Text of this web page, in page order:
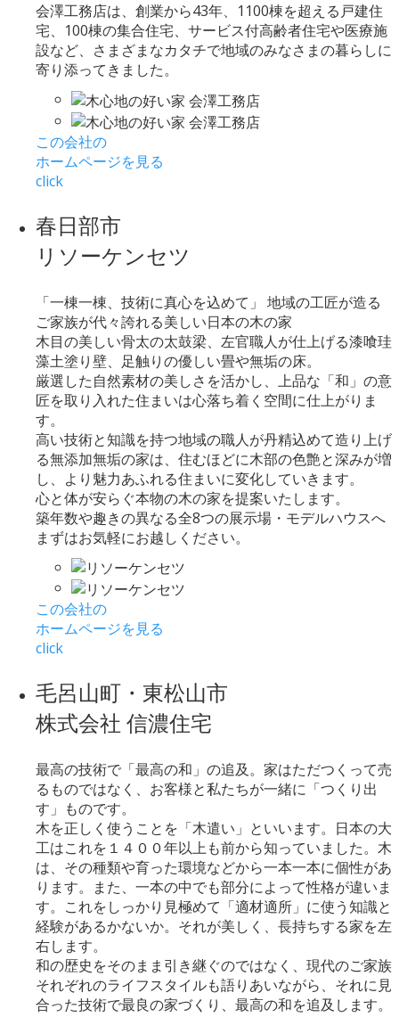
会澤工務店は、創業から43年、1100棟を超える戸建住
宅、100棟の集合住宅、サービス付高齢者住宅や医療施
設など、さまざまなカタチで地域のみなさまの暮らしに
寄り添ってきました。
この会社の
ホームページを見る
click
春日部市
リソーケンセツ
「一棟一棟、技術に真心を込めて」 地域の工匠が造る
ご家族が代々誇れる美しい日本の木の家
木目の美しい骨太の太鼓梁、左官職人が仕上げる漆喰珪
藻土塗り壁、足触りの優しい畳や無垢の床。
厳選した自然素材の美しさを活かし、上品な「和」の意
匠を取り入れた住まいは心落ち着く空間に仕上がりま
す。
高い技術と知識を持つ地域の職人が丹精込めて造り上げ
る無添加無垢の家は、住むほどに木部の色艶と深みが増
し、より魅力あふれる住まいに変化していきます。
心と体が安らぐ本物の木の家を提案いたします。
築年数や趣きの異なる全8つの展示場・モデルハウスへ
まずはお気軽にお越しください。
この会社の
ホームページを見る
click
毛呂山町・東松山市
株式会社 信濃住宅
最高の技術で「最高の和」の追及。家はただつくって売
るものではなく、お客様と私たちが一緒に「つくり出
す」ものです。
木を正しく使うことを「木遣い」といいます。日本の大
工はこれを１４００年以上も前から知っていました。木
は、その種類や育った環境などから一本一本に個性があ
ります。また、一本の中でも部分によって性格が違いま
す。これをしっかり見極めて「適材適所」に使う知識と
経験があるかないか。それが美しく、長持ちする家を左
右します。
和の歴史をそのまま引き継ぐのではなく、現代のご家族
それぞれのライフスタイルも語りあいながら、それに見
合った技術で最良の家づくり、最高の和を追及します。